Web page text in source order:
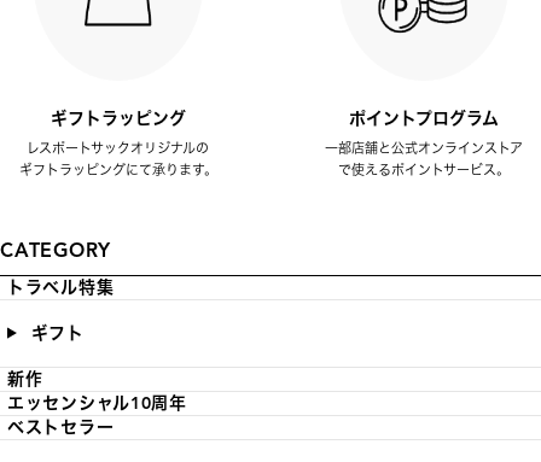
ギフトラッピング
レスポートサックオリジナルの
ギフトラッピングにて承ります。
ポイントプログラム
一部店舗と公式オンラインストア
で使えるポイントサービス。
CATEGORY
トラベル特集
ギフト
新作
エッセンシャル10周年
ベストセラー